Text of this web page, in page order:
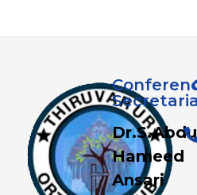
Hameed
Ansari